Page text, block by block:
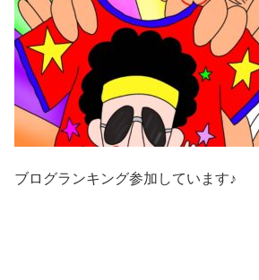
ブログランキング参加しています♪